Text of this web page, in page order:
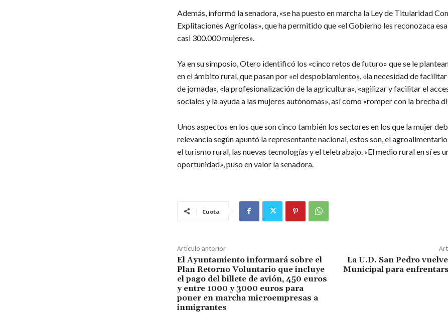
Además, informó la senadora, «se ha puesto en marcha la Ley de Titularidad
Explitaciones Agrícolas», que ha permitido que «el Gobierno les reconozaca
casi 300.000 mujeres».
Ya en su simposio, Otero identificó los «cinco retos de futuro» que se le
en el ámbito rural, que pasan por «el despoblamiento», «la necesidad de
de jornada», «la profesionalización de la agricultura», «agilizar y facilitar el
sociales y la ayuda a las mujeres autónomas», así como «romper con la brecha
Unos aspectos en los que son cinco también los sectores en los que la mujer
relevancia según apuntó la representante nacional, estos son, el
el turismo rural, las nuevas tecnologías y el teletrabajo. «El medio rural en sí es
oportunidad», puso en valor la senadora.
Cuota
Artículo anterior
El Ayuntamiento informará sobre el
Plan Retorno Voluntario que incluye
el pago del billete de avión, 450 euros
y entre 1000 y 3000 euros para
poner en marcha microempresas a
inmigrantes
La U.D. San Pedro
Municipal para